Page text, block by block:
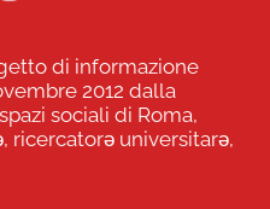
di informazione
2012 dalla
sociali di Roma,
ricercatorə universitarə,